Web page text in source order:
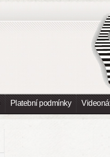
Platební podmínky